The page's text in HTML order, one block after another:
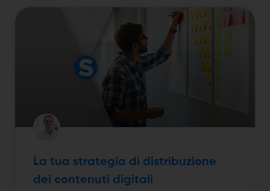
La tua strategia di distribuzione
dei contenuti digitali